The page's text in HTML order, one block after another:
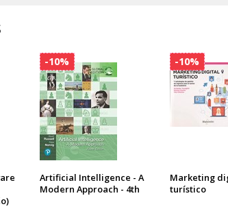
Artificial Intelligence - A
Modern Approach - 4th
-10%
Marketing
turístico
-10%